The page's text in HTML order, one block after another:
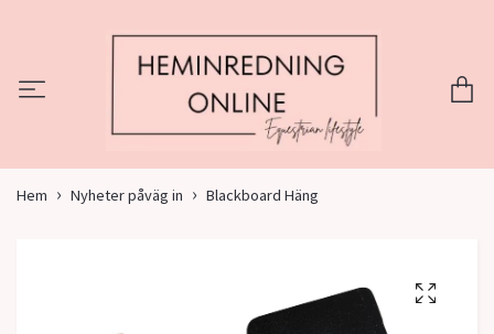
Hem Nyheter påväg in Blackboard Häng